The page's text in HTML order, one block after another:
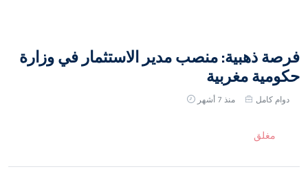
فرصة ذهبية: منصب مدير الاستثمار في وزارة
حكومية مغربية
دوام كامل منذ 7 أشهر
مغلق